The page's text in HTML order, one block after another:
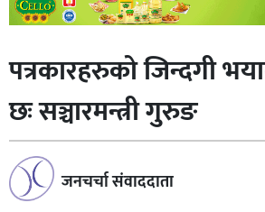
पत्रकारहरुको जिन्दगी
छः सञ्चारमन्त्री गुरुङ
जनचर्चा संवाददाता